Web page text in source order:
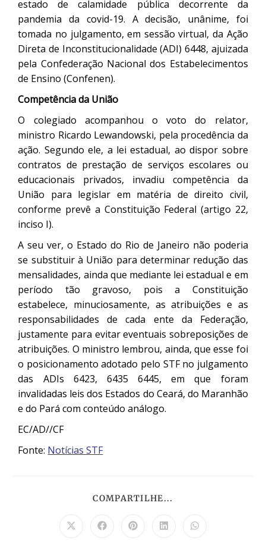
estado de calamidade pública decorrente da
pandemia da covid-19. A decisão, unânime, foi
tomada no julgamento, em sessão virtual, da Ação
Direta de Inconstitucionalidade (ADI) 6448, ajuizada
pela Confederação Nacional dos Estabelecimentos
de Ensino (Confenen).
Competência da União
O colegiado acompanhou o voto do relator,
ministro Ricardo Lewandowski, pela procedência da
ação. Segundo ele, a lei estadual, ao dispor sobre
contratos de prestação de serviços escolares ou
educacionais privados, invadiu competência da
União para legislar em matéria de direito civil,
conforme prevê a Constituição Federal (artigo 22,
inciso I).
A seu ver, o Estado do Rio de Janeiro não poderia
se substituir à União para determinar redução das
mensalidades, ainda que mediante lei estadual e em
período tão gravoso, pois a Constituição
estabelece, minuciosamente, as atribuições e as
responsabilidades de cada ente da Federação,
justamente para evitar eventuais sobreposições de
atribuições. O ministro lembrou, ainda, que esse foi
o posicionamento adotado pelo STF no julgamento
das ADIs 6423, 6435 6445, em que foram
invalidadas leis dos Estados do Ceará, do Maranhão
e do Pará com conteúdo análogo.
EC/AD//CF
Fonte: Notícias STF
COMPARTILHE...